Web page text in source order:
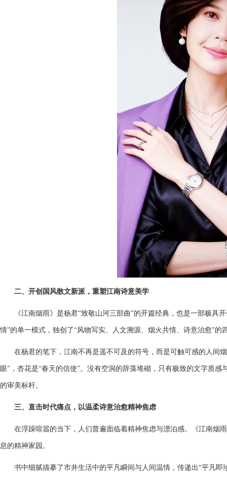
二、开创国风散文新派，重塑江南诗意美学
《江南烟雨》是杨君“致敬山河三部曲”的开篇经典，也是一部极
情”的单一模式，独创了“风物写实、人文溯源、烟火共情、诗意治愈”的
在杨君的笔下，江南不再是遥不可及的符号，而是可触可感的人间
眼”，杏花是“春天的信使”。没有空洞的辞藻堆砌，只有极致的文字质
的审美标杆。
三、直击时代痛点，以温柔诗意治愈精神焦虑
在浮躁喧嚣的当下，人们普遍面临着精神焦虑与漂泊感。《江南烟
息的精神家园。
书中细腻描摹了市井生活中的平凡瞬间与人间温情，传递出“平凡